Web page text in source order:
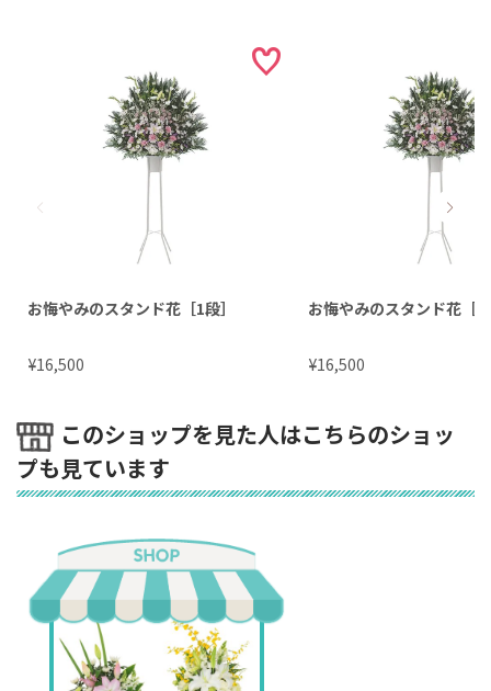
お悔やみのスタンド花［1段］
¥16,500
お悔やみのスタンド花［1
¥16,500
このショップを見た人はこちらのショッ
プも見ています